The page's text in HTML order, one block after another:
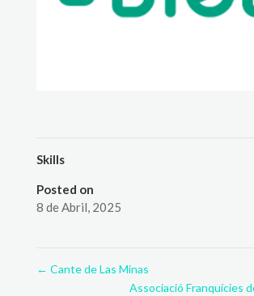
Skills
Posted on
8 de Abril, 2025
← Cante de Las Minas
Associació Franquícies